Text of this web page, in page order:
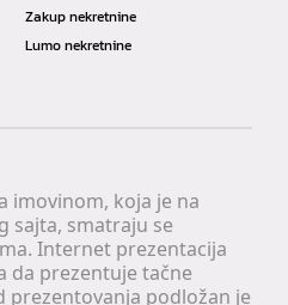
imovinom, koja je na
sajta, smatraju se
Internet prezentacija
da prezentuje tačne
prezentovanja podložan je
Zakup nekretnine
Lumo nekretnine